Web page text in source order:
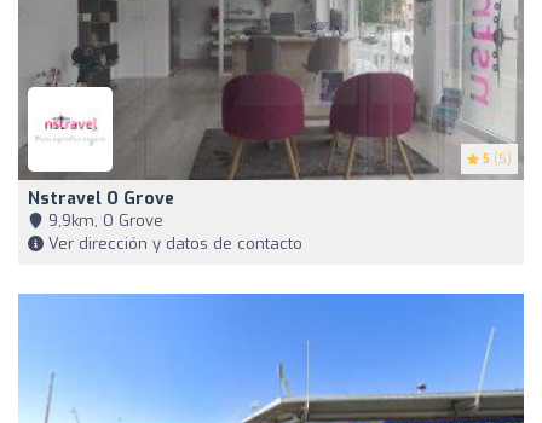
5 (5)
Nstravel O Grove
9,9km, O Grove
Ver dirección y datos de contacto